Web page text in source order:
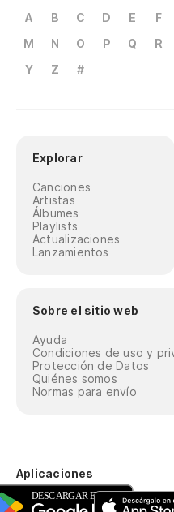
A B C D E F
M
N O P Q R
Y
Z #
Explorar
Canciones
Artistas
Álbumes
Playlists
Actualizaciones
Lanzamientos
Sobre el sitio web
Ayuda
Condiciones de uso y
Protección de Datos
Quiénes somos
Normas para envío
Aplicaciones